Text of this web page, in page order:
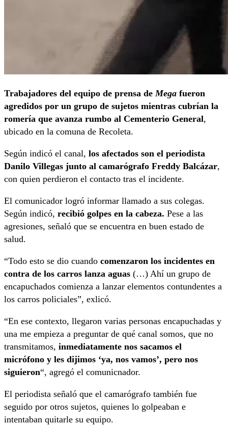
Trabajadores del equipo de prensa deMega fueron
agredidos por un grupo de sujetos mientras cubrían la
romería que avanza rumbo al Cementerio General,
ubicado en la comuna de Recoleta.
Según indicó el canal, los afectados son el periodista
Danilo Villegas junto al camarógrafo Freddy Balcázar,
con quien perdieron el contacto tras el incidente.
El comunicador logró informar llamado a sus colegas.
Según indicó, recibió golpes en la cabeza. Pese a las
agresiones, señaló que se encuentra en buen estado de
salud.
“Todo esto se dio cuando comenzaron los incidentes en
contra de los carros lanza aguas (…) Ahí un grupo de
encapuchados comienza a lanzar elementos contundentes a
los carros policiales”, exlicó.
“En ese contexto, llegaron varias personas encapuchadas y
una me empieza a preguntar de qué canal somos, que no
transmitamos, inmediatamente nos sacamos el
micrófono y les dijimos ‘ya, nos vamos’, pero nos
siguieron“, agregó el comunicnador.
El periodista señaló que el camarógrafo también fue
seguido por otros sujetos, quienes lo golpeaban e
intentaban quitarle su equipo.